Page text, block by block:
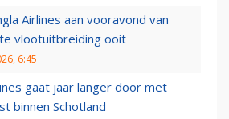
Airlines aan vooravond van
vlootuitbreiding ooit
6:45
gaat jaar langer door met
binnen Schotland